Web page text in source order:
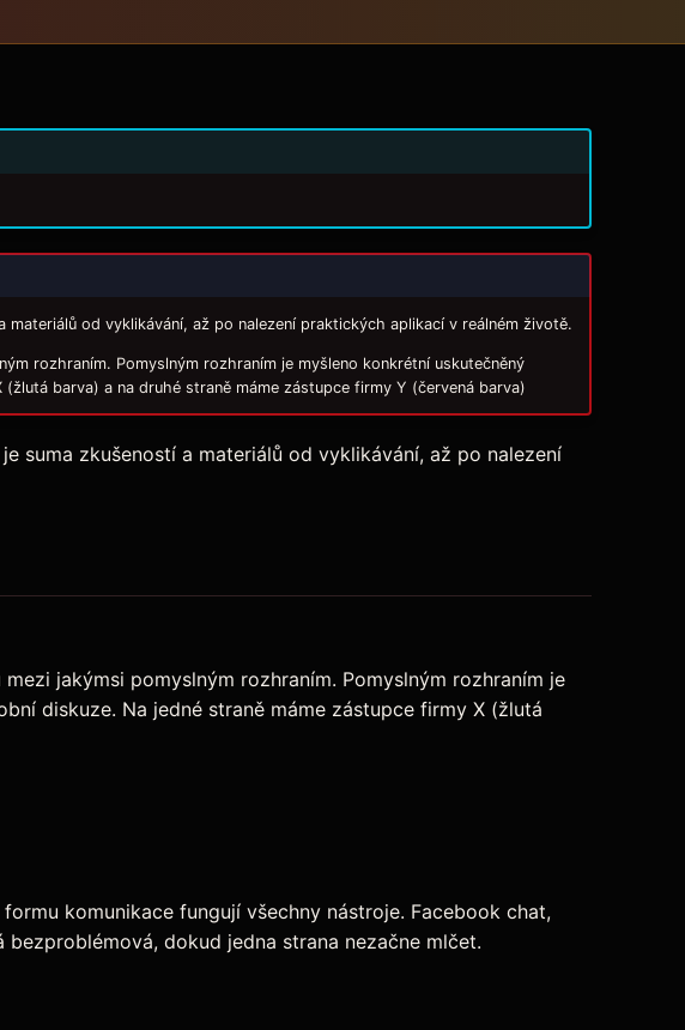
od vyklikávání, až po nalezení praktických aplikací v reálném životě.
rozhraním. Pomyslným rozhraním je myšleno konkrétní uskutečněný
barva) a na druhé straně máme zástupce firmy Y (červená barva)
suma zkušeností a materiálů od vyklikávání, až po nalezení
jakýmsi pomyslným rozhraním. Pomyslným rozhraním je
diskuze. Na jedné straně máme zástupce firmy X (žlutá
komunikace fungují všechny nástroje. Facebook chat,
dokud jedna strana nezačne mlčet.